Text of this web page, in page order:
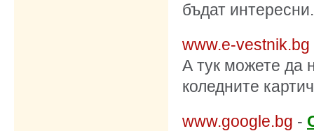
бъдат интересни.
www.e-vestnik.bg
А тук можете да
коледните
www.google.bg -